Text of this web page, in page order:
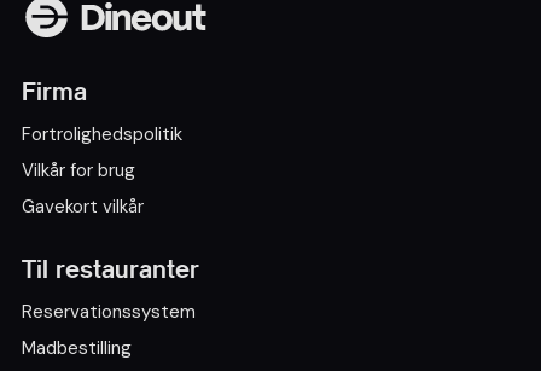
Firma
Fortrolighedspolitik
Vilkår for brug
Gavekort vilkår
Til restauranter
Reservationssystem
Madbestilling